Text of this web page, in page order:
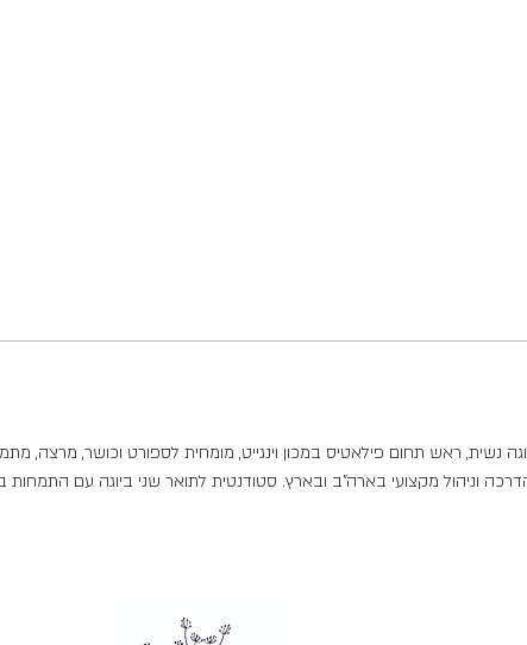
נשית, ראש תחום פילאטיס במכון וינגייט, מומחית לספורט וכושר, מרצה,
בהוד השרון ו- 34 שנות ניסיון של הדרכה וניהול מקצועי בארה"ב ובארץ. סטודנטית לתואר שני ביוגה